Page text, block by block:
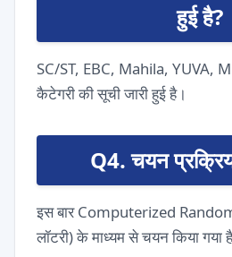
हुई है?
SC/ST, EBC, Mahila, YUVA,
कैटेगरी की सूची जारी हुई है।
Q4. चयन
इस बार Computerized
लॉटरी) के माध्यम से चयन किया गया